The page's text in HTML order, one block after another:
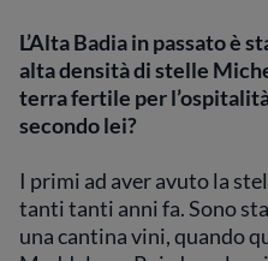
L’Alta Badia in passato è
alta densità di stelle
terra fertile per
secondo lei?
I primi ad aver avuto la
tanti tanti anni fa. Sono
una cantina vini, quando